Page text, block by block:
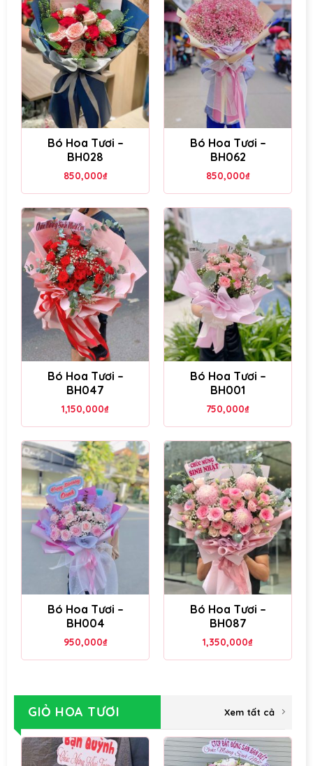
Bó Hoa Tươi –
BH028
850,000₫
Bó Hoa Tươi –
BH062
850,000₫
Bó Hoa Tươi –
BH047
1,150,000₫
Bó Hoa Tươi –
BH001
750,000₫
Bó Hoa Tươi –
BH004
950,000₫
Bó Hoa Tươi –
BH087
1,350,000₫
GIỎ HOA TƯƠI Xem tất cả